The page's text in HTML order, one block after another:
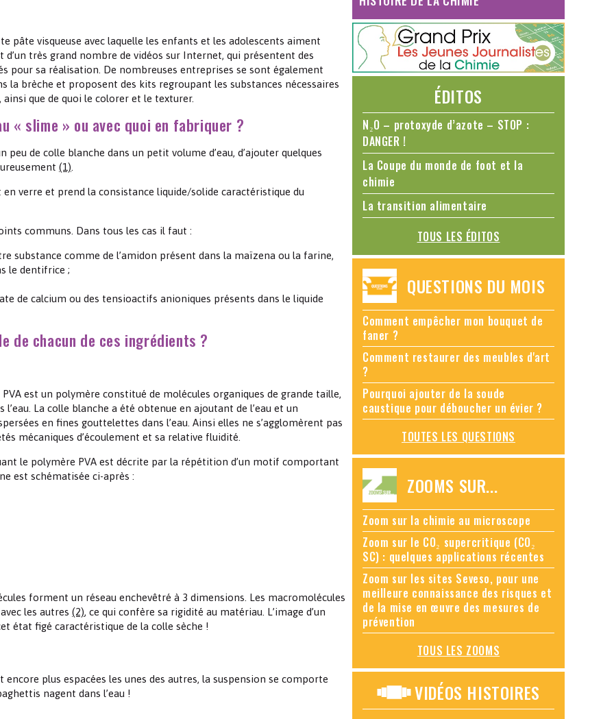
pâte visqueuse avec laquelle les enfants et les adolescents aiment
d’un très grand nombre de vidéos sur Internet, qui présentent des
pour sa réalisation. De nombreuses entreprises se sont également
la brèche et proposent des kits regroupant les substances nécessaires
ainsi que de quoi le colorer et le texturer.
« slime » ou avec quoi en fabriquer ?
de colle blanche dans un petit volume d’eau, d’ajouter quelques
(1)
en verre et prend la consistance liquide/solide caractéristique du
communs. Dans tous les cas il faut :
substance comme de l’amidon présent dans la maïzena ou la farine,
le dentifrice ;
de calcium ou des tensioactifs anioniques présents dans le liquide
de chacun de ces ingrédients ?
PVA est un polymère constitué de molécules organiques de grande taille,
l’eau. La colle blanche a été obtenue en ajoutant de l’eau et un
en fines gouttelettes dans l’eau. Ainsi elles ne s’agglomèrent pas
mécaniques d’écoulement et sa relative fluidité.
le polymère PVA est décrite par la répétition d’un motif comportant
est schématisée ci-après :
forment un réseau enchevêtré à 3 dimensions. Les macromolécules
les autres (2), ce qui confère sa rigidité au matériau. L’image d’un
état figé caractéristique de la colle sèche !
encore plus espacées les unes des autres, la suspension se comporte
nagent dans l’eau !
ÉDITOS
N₂O – protoxyde d’azote – STOP :
DANGER !
La Coupe du monde de foot et la
chimie
La transition alimentaire
TOUS LES ÉDITOS
QUESTIONS DU MOIS
Comment empêcher mon bouquet de
faner ?
Comment restaurer des meubles d'art
?
Pourquoi ajouter de la soude
caustique pour déboucher un évier ?
TOUTES LES QUESTIONS
ZOOMS SUR...
Zoom sur la chimie au microscope
Zoom sur le CO₂ supercritique (CO₂
SC) : quelques applications récentes
Zoom sur les sites Seveso, pour une
meilleure connaissance des risques et
de la mise en œuvre des mesures de
prévention
TOUS LES ZOOMS
VIDÉOS HISTOIRES
Réactions en un clin d’oeil
Fiches métiers